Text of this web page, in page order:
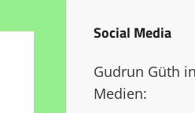
Social Media
Gudrun Güth
Medien: